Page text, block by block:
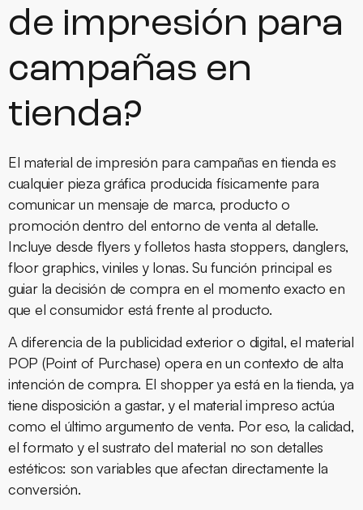
de impresión para
campañas en
tienda?
El material de impresión para campañas en tienda es
cualquier pieza gráfica producida físicamente para
comunicar un mensaje de marca, producto o
promoción dentro del entorno de venta al detalle.
Incluye desde flyers y folletos hasta stoppers, danglers,
floor graphics, viniles y lonas. Su función principal es
guiar la decisión de compra en el momento exacto en
que el consumidor está frente al producto.
A diferencia de la publicidad exterior o digital, el material
POP (Point of Purchase) opera en un contexto de alta
intención de compra. El shopper ya está en la tienda, ya
tiene disposición a gastar, y el material impreso actúa
como el último argumento de venta. Por eso, la calidad,
el formato y el sustrato del material no son detalles
estéticos: son variables que afectan directamente la
conversión.